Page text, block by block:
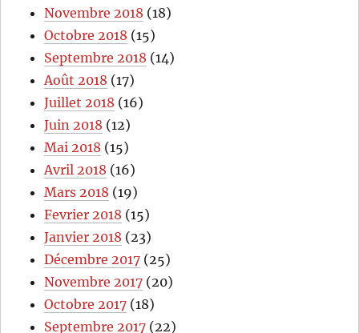
Novembre 2018 (18)
Octobre 2018 (15)
Septembre 2018 (14)
Août 2018 (17)
Juillet 2018 (16)
Juin 2018 (12)
Mai 2018 (15)
Avril 2018 (16)
Mars 2018 (19)
Fevrier 2018 (15)
Janvier 2018 (23)
Décembre 2017 (25)
Novembre 2017 (20)
Octobre 2017 (18)
Septembre 2017 (22)